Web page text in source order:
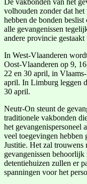
volhouden zonder dat
hebben de bonden
alle gevangenissen
andere provincie gestaakt
In West-Vlaanderen
Oost-Vlaanderen op 9,
22 en 30 april, in
april. In Limburg leggen
30 april.
Neutr-On steunt de
traditionele vakbonden
het gevangenispersoneel
veel toegevingen hebben
Justitie. Het zal trouwens
gevangenissen
detentiehuizen zullen er
spanningen voor het